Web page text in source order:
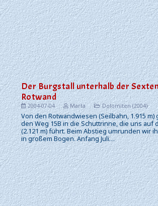
Der Burgstall unterhalb der
Rotwand
2004-07-04 Marta Dolomiten (2004)
Von den Rotwandwiesen (Seilbahn, 1.915
den Weg 15B in die Schuttrinne, die uns auf
(2.121 m) führt. Beim Abstieg umrunden wir
in großem Bogen. Anfang Juli…